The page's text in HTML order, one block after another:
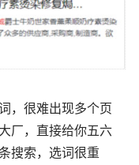
，很难出现多个页
厂，直接给你五六
搜索，选词很重